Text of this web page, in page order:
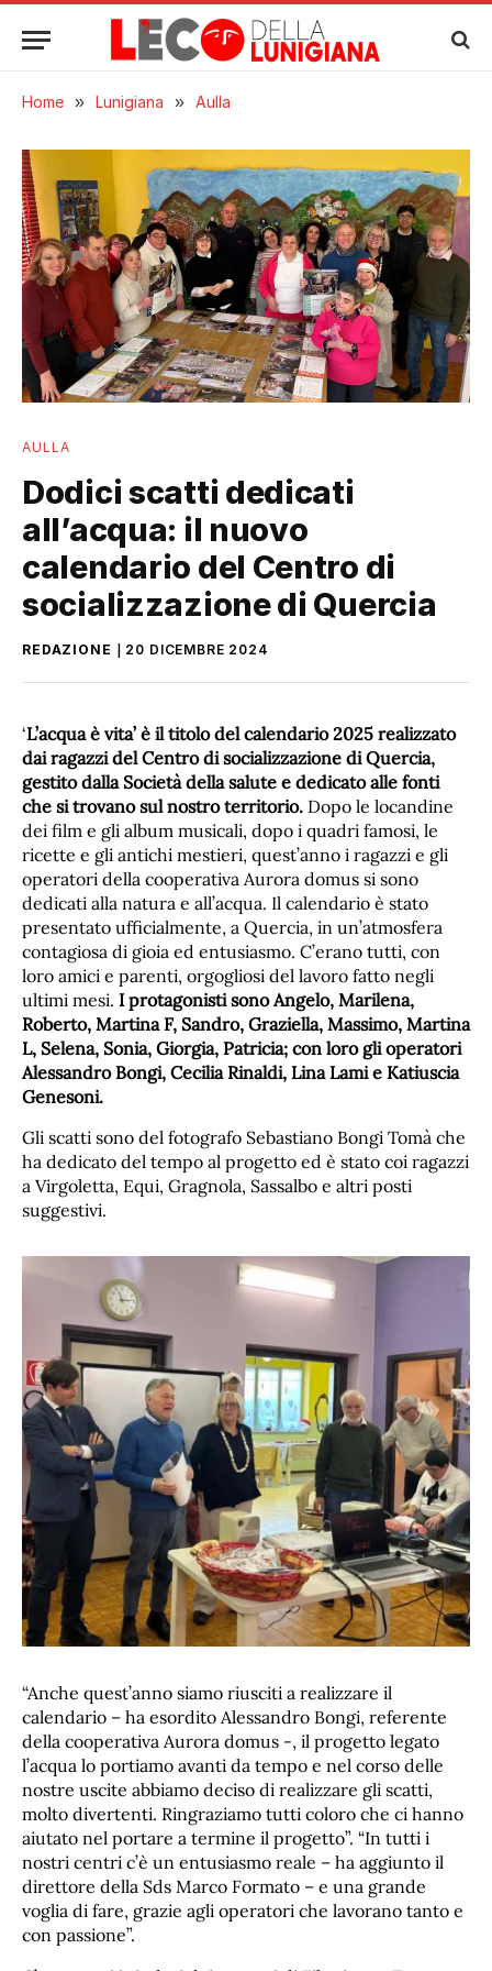
Home » Lunigiana » Aulla
AULLA
Dodici scatti dedicati
all’acqua: il nuovo
calendario del Centro di
socializzazione di Quercia
REDAZIONE 20 DICEMBRE 2024
‘L’acqua è vita’ è il titolo del calendario 2025 realizzato
dai ragazzi del Centro di socializzazione di Quercia,
gestito dalla Società della salute e dedicato alle fonti
che si trovano sul nostro territorio. Dopo le locandine
dei film e gli album musicali, dopo i quadri famosi, le
ricette e gli antichi mestieri, quest’anno i ragazzi e gli
operatori della cooperativa Aurora domus si sono
dedicati alla natura e all’acqua. Il calendario è stato
presentato ufficialmente, a Quercia, in un’atmosfera
contagiosa di gioia ed entusiasmo. C’erano tutti, con
loro amici e parenti, orgogliosi del lavoro fatto negli
ultimi mesi. I protagonisti sono Angelo, Marilena,
Roberto, Martina F, Sandro, Graziella, Massimo, Martina
L, Selena, Sonia, Giorgia, Patricia; con loro gli operatori
Alessandro Bongi, Cecilia Rinaldi, Lina Lami e Katiuscia
Genesoni.
Gli scatti sono del fotografo Sebastiano Bongi Tomà che
ha dedicato del tempo al progetto ed è stato coi ragazzi
a Virgoletta, Equi, Gragnola, Sassalbo e altri posti
suggestivi.
“Anche quest’anno siamo riusciti a realizzare il
calendario – ha esordito Alessandro Bongi, referente
della cooperativa Aurora domus -, il progetto legato
l’acqua lo portiamo avanti da tempo e nel corso delle
nostre uscite abbiamo deciso di realizzare gli scatti,
molto divertenti. Ringraziamo tutti coloro che ci hanno
aiutato nel portare a termine il progetto”. “In tutti i
nostri centri c’è un entusiasmo reale – ha aggiunto il
direttore della Sds Marco Formato – e una grande
voglia di fare, grazie agli operatori che lavorano tanto e
con passione”.